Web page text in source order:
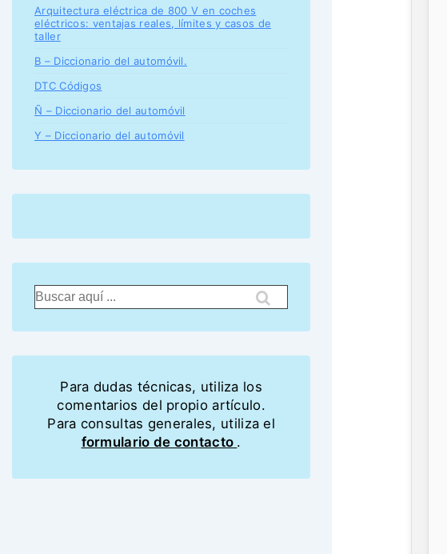
Arquitectura eléctrica de 800 V en coches
eléctricos: ventajas reales, límites y casos de
taller
B – Diccionario del automóvil.
DTC Códigos
Ñ – Diccionario del automóvil
Y – Diccionario del automóvil
Para dudas técnicas, utiliza los
comentarios del propio artículo.
Para consultas generales, utiliza el
formulario de contacto .